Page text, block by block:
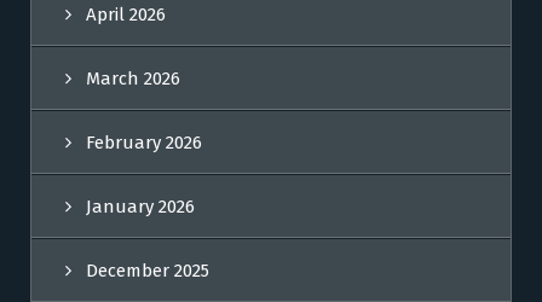
April 2026
March 2026
February 2026
January 2026
December 2025